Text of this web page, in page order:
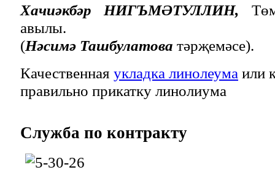
Хачиәкбәр НИГЪМӘТУЛЛИН,
авылы.
(Нәсимә Ташбулатова тәрҗемәсе).
Качественная укладка линолеума или
правильно прикатку линолиума
Служба по контракту